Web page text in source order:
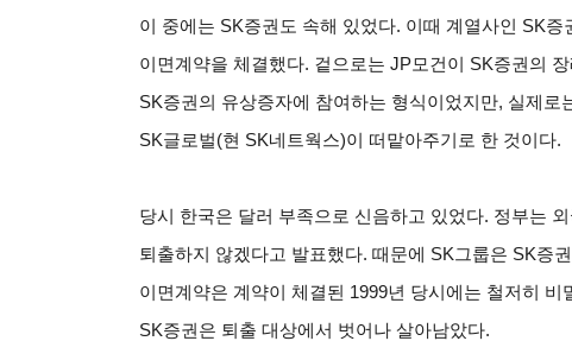
이 중에는 SK증권도 속해 있었다. 이때 계열사인 SK
이면계약을 체결했다. 겉으로는 JP모건이 SK증권의
SK증권의 유상증자에 참여하는 형식이었지만, 실제로
SK글로벌(현 SK네트웍스)이 떠맡아주기로 한 것이다.
당시 한국은 달러 부족으로 신음하고 있었다. 정부는
퇴출하지 않겠다고 발표했다. 때문에 SK그룹은 SK증
이면계약은 계약이 체결된 1999년 당시에는 철저히
SK증권은 퇴출 대상에서 벗어나 살아남았다.